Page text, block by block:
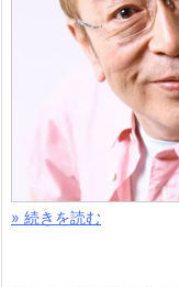
» 続きを読む